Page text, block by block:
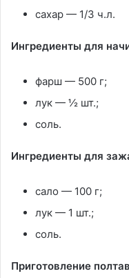
сахар — 1/3 ч.л.
Ингредиенты для
фарш — 500 г;
лук — ½ шт.;
соль.
Ингредиенты для
сало — 100 г;
лук — 1 шт.;
соль.
Приготовление